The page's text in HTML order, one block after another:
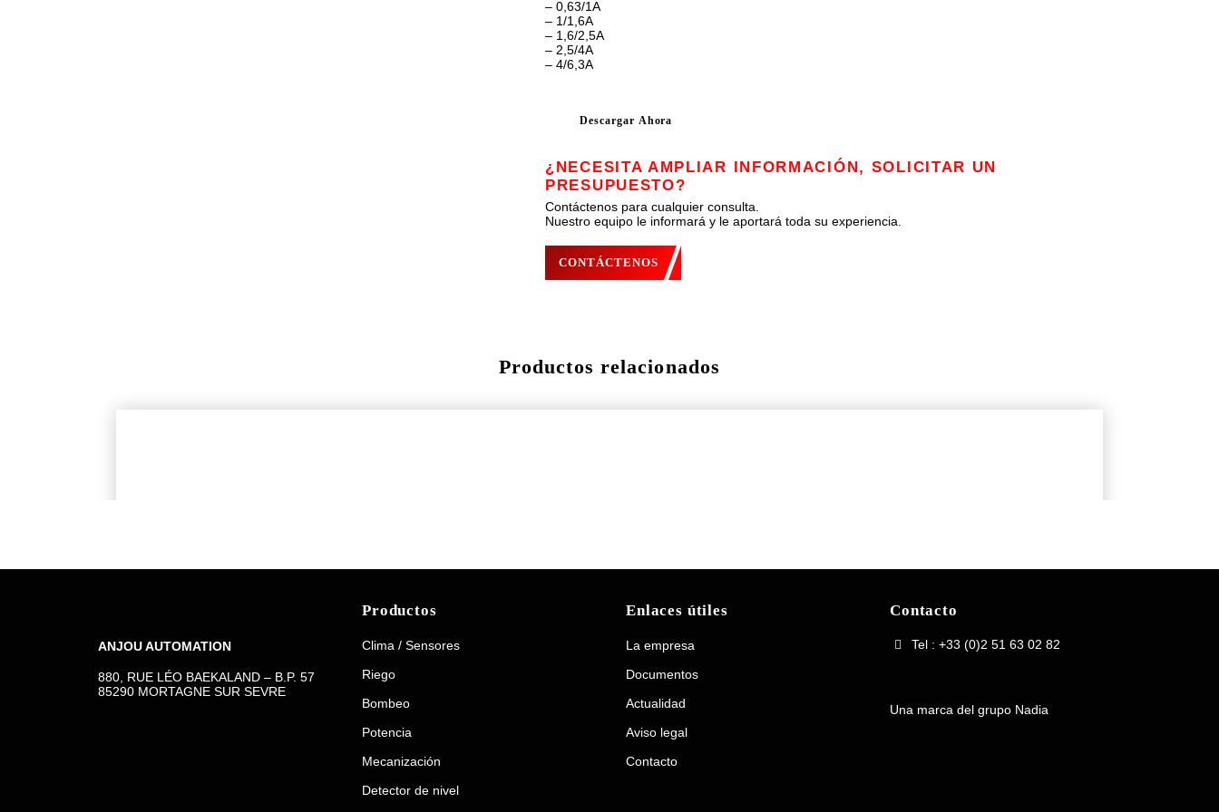
– 0,63/1A
– 1/1,6A
– 1,6/2,5A
– 2,5/4A
– 4/6,3A
Descargar Ahora
¿NECESITA AMPLIAR INFORMACIÓN, SOLICITAR UN
PRESUPUESTO?
Contáctenos para cualquier consulta.
Nuestro equipo le informará y le aportará toda su experiencia.
CONTÁCTENOS
Productos relacionados
ANJOU AUTOMATION
880, RUE LÉO BAEKALAND – B.P. 57
85290 MORTAGNE SUR SEVRE
Productos
Clima / Sensores
Riego
Bombeo
Potencia
Mecanización
Detector de nivel
Enlaces útiles
La empresa
Documentos
Actualidad
Aviso legal
Contacto
Contacto
Tel : +33 (0)2 51 63 02 82
Una marca del grupo Nadia